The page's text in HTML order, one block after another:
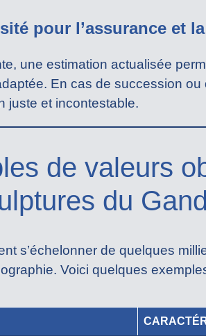
pour l’assurance et
une estimation actualisée
En cas de succession
juste et incontestable.
de valeurs
du
s’échelonner de quelques
Voici quelques